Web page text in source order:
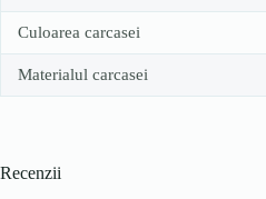
Culoarea carcasei
Materialul carcasei
Recenzii